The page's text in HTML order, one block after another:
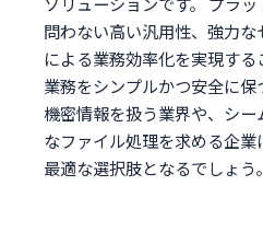
問わない高い汎用性、強力
による業務効率化を実現す
業務をシンプルかつ安全に保
機密情報を扱う業界や、シ
なファイル処理を求める企業
最適な選択肢となるでしょう。